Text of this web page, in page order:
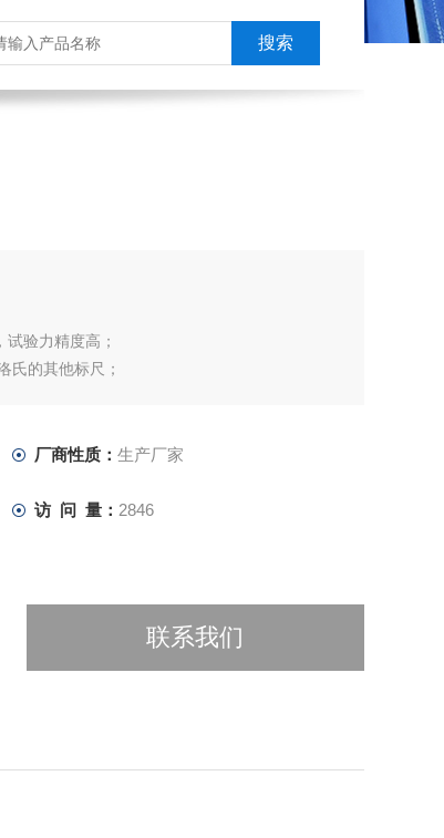
验力精度高；
氏的其他标尺；
厂商性质： 生产厂家
访 问 量： 2846
联系我们